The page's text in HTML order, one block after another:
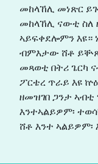
መከላኸሊ መነጽር
መከላኸሊ ናውቲ ስለ
ኣይፍቀደሎምን እዩ።
ብምእታው ሸቶ
መጻወቲ በትሪ ጌርካ
ፖርቴረ ጥራይ እዩ
ዘመዝገበ ጋንታ ኣብቲ
እንተኣልይዎም፡
ሸቶ እንተ